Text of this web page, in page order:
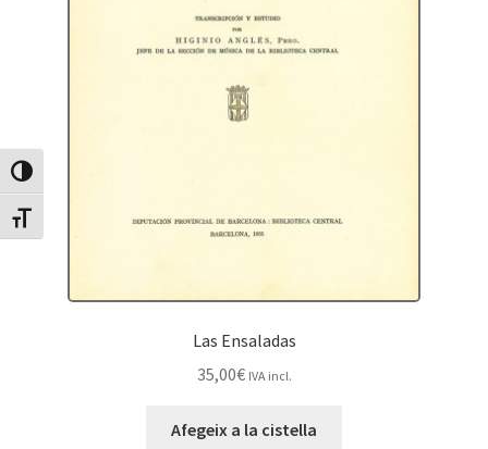
Canvia Alt Contrast
Canvia mida de lletra
Las Ensaladas
35,00€ IVA incl.
Afegeix a la cistella